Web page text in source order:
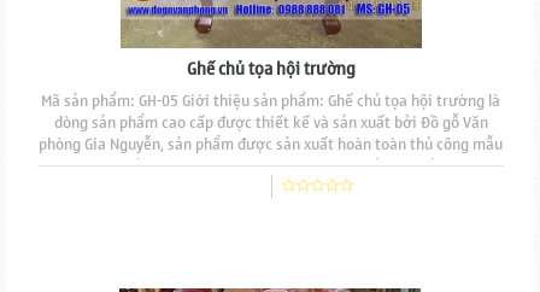
Ghế chủ tọa hội trường
Mã sản phẩm: GH-05 Giới thiệu sản phẩm: Ghế chủ tọa hội trường là
dòng sản phẩm cao cấp được thiết kế và sản xuất bởi Đồ gỗ Văn
phòng Gia Nguyễn, sản phẩm được sản xuất hoàn toàn thủ công mẫu
mã đẹp, độ bền cao, đường nét đục chạm tinh tế. Mặt ngồi và tựa
lưng nệm mút đúc, bọc nỉ, viền tán đinh đồng.Chất liệu gỗ tự nhiên